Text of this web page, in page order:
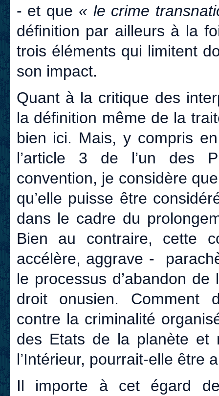
- et que « le crime
définition par ailleurs à la
trois éléments qui limitent
son impact.
Quant à la critique des
la définition même de la
bien ici. Mais, y compris
l’article 3 de l’un des
convention, je considère
qu’elle puisse être
dans le cadre du
Bien au contraire, cette
accélère, aggrave -
le processus d’abandon de
droit onusien. Comment
contre la criminalité
des Etats de la planète et
l’Intérieur, pourrait-elle être
Il importe à cet égard